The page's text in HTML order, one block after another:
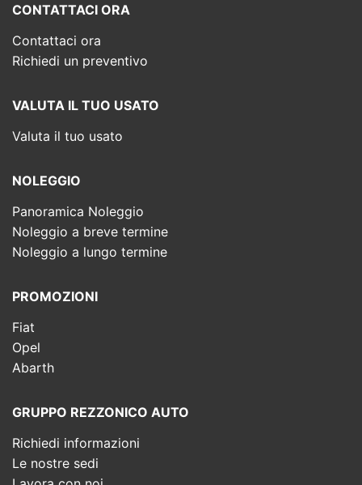
CONTATTACI ORA
Contattaci ora
Richiedi un preventivo
VALUTA IL TUO USATO
Valuta il tuo usato
NOLEGGIO
Panoramica Noleggio
Noleggio a breve termine
Noleggio a lungo termine
PROMOZIONI
Fiat
Opel
Abarth
GRUPPO REZZONICO AUTO
Richiedi informazioni
Le nostre sedi